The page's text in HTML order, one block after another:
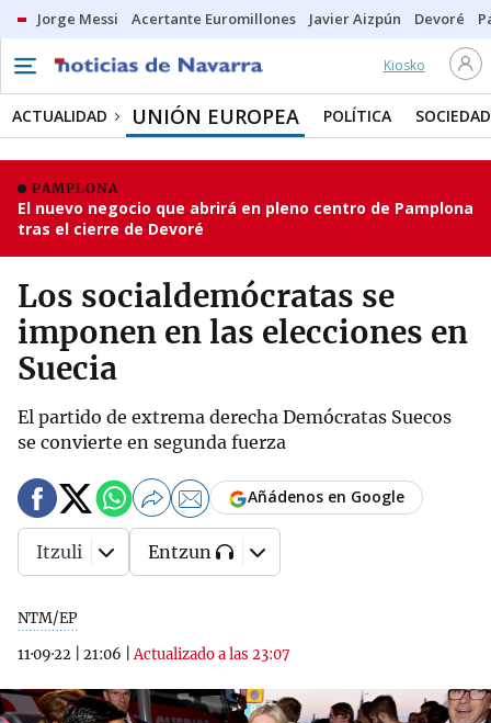
Jorge Messi Acertante Euromillones Javier Aizpún Devoré
Kiosko
ACTUALIDAD UNIÓN EUROPEA POLÍTICA SOCIEDAD
PAMPLONA
El nuevo negocio que abrirá en pleno centro de Pamplona
tras el cierre de Devoré
Los socialdemócratas se
imponen en las elecciones en
Suecia
El partido de extrema derecha Demócratas Suecos
se convierte en segunda fuerza
NTM/EP
11·09·22
21:06 |Actualizado a las 23:07
Añádenos en Google
Itzuli Entzun